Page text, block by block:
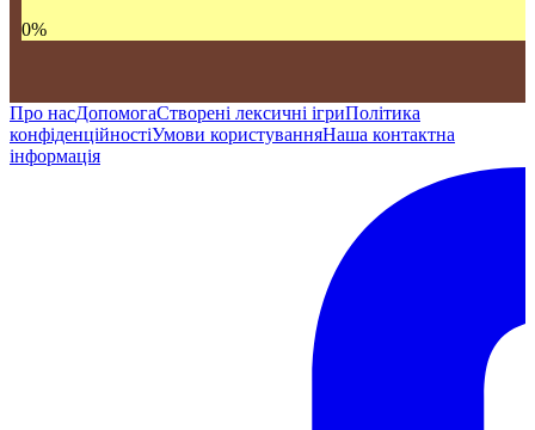
0%
Про насДопомогаСтворені лексичні ігриПолітика
конфіденційностіУмови користуванняНаша контактна
інформація